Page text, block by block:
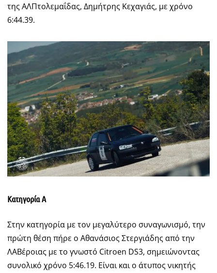
της ΑΛΠτολεμαΐδας, Δημήτρης Κεχαγιάς, με χρόνο
6:44.39.
Κατηγορία Α
Στην κατηγορία με τον μεγαλύτερο συναγωνισμό, την
πρώτη θέση πήρε ο Αθανάσιος Στεργιάδης από την
ΛΑΒέροιας με το γνωστό Citroen DS3, σημειώνοντας
συνολικό χρόνο 5:46.19. Είναι και ο άτυπος νικητής